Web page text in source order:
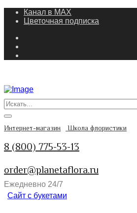
Канал в MAX
Цветочная подписка
Интернет-магазин Школа флористики
8 (800) 775-53-13
order@planetaflora.ru
Ежедневно 24/7
Сайт с букетами